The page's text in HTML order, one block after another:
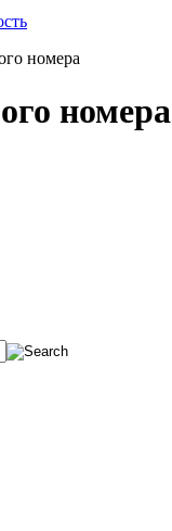
номера
номера